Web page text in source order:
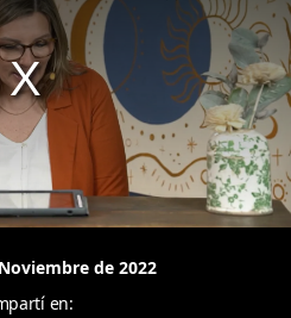
de 2022
en: